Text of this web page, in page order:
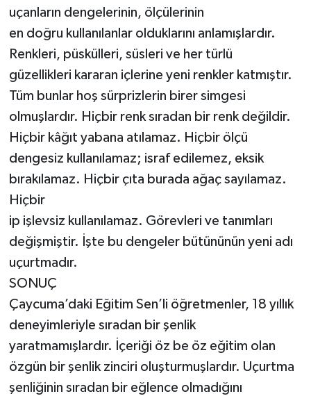
uçanların dengelerinin, ölçülerinin
en doğru kullanılanlar olduklarını anlamışlardır.
Renkleri, püskülleri, süsleri ve her türlü
güzellikleri kararan içlerine yeni renkler katmıştır.
Tüm bunlar hoş sürprizlerin birer simgesi
olmuşlardır. Hiçbir renk sıradan bir renk değildir.
Hiçbir kâğıt yabana atılamaz. Hiçbir ölçü
dengesiz kullanılamaz; israf edilemez, eksik
bırakılamaz. Hiçbir çıta burada ağaç sayılamaz.
Hiçbir
ip işlevsiz kullanılamaz. Görevleri ve tanımları
değişmiştir. İşte bu dengeler bütününün yeni adı
uçurtmadır.
SONUÇ
Çaycuma’daki Eğitim Sen’li öğretmenler, 18 yıllık
deneyimleriyle sıradan bir şenlik
yaratmamışlardır. İçeriği öz be öz eğitim olan
özgün bir şenlik zinciri oluşturmuşlardır. Uçurtma
şenliğinin sıradan bir eğlence olmadığını